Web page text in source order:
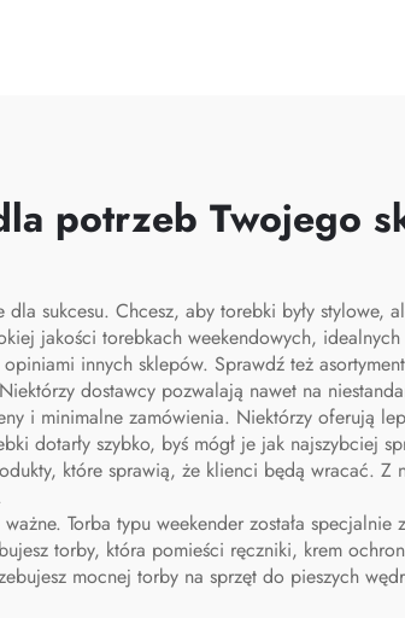
potrzeb Twojego
sukcesu. Chcesz, aby torebki były stylowe,
jakości torebkach weekendowych,
innych sklepów. Sprawdź też
dostawcy pozwalają nawet na
i minimalne zamówienia. Niektórzy oferują
dotarły szybko, byś mógł je jak najszybciej
które sprawią, że klienci będą wracać. Z
Torba typu weekender została specjalnie
torby, która pomieści ręczniki, krem
mocnej torby na sprzęt do pieszych